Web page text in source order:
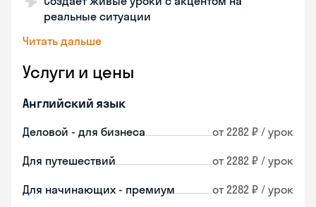
реальные ситуации
Читать дальше
Услуги и цены
Английский язык
Деловой - для бизнеса от 2282 ₽ / урок
Для путешествий от 2282 ₽ / урок
Для начинающих - премиум от 2282 ₽ / урок